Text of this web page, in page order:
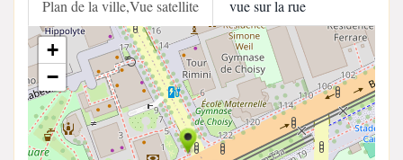
Plan de la ville,Vue satellite vue sur la rue
+
−